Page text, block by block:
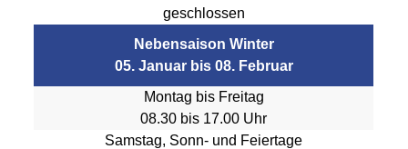
geschlossen
Nebensaison Winter
05. Januar bis 08. Februar
Montag bis Freitag
08.30 bis 17.00 Uhr
Samstag, Sonn- und Feiertage